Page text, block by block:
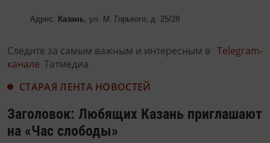
Адрес: Казань , ул. М. Горького, д. 25/28
Следите за самым важным и интересным в Telegram-
канале Татмедиа
СТАРАЯ ЛЕНТА НОВОСТЕЙ
Заголовок: Любящих Казань приглашают
на «Час слободы»